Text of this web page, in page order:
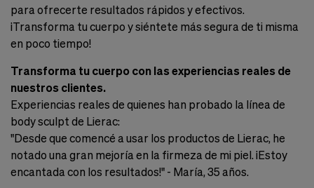
para ofrecerte resultados rápidos y efectivos.
¡Transforma tu cuerpo y siéntete más segura de ti misma
en poco tiempo!
Transforma tu cuerpo con las experiencias reales de
nuestros clientes.
Experiencias reales de quienes han probado la línea de
body sculpt de Lierac:
"Desde que comencé a usar los productos de Lierac, he
notado una gran mejoría en la firmeza de mi piel. ¡Estoy
encantada con los resultados!" - María, 35 años.